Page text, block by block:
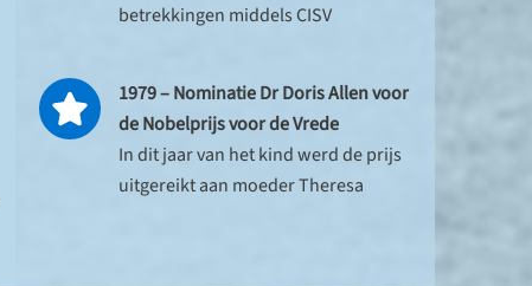
betrekkingen middels CISV
1979 – Nominatie Dr Doris Allen voor
de Nobelprijs voor de Vrede
In dit jaar van het kind werd de prijs
uitgereikt aan moeder Theresa